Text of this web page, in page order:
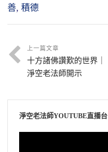
善, 積德
上一篇文章
十方諸佛讚歎的世界｜
淨空老法師開示
淨空老法師YOUTUBE直播台